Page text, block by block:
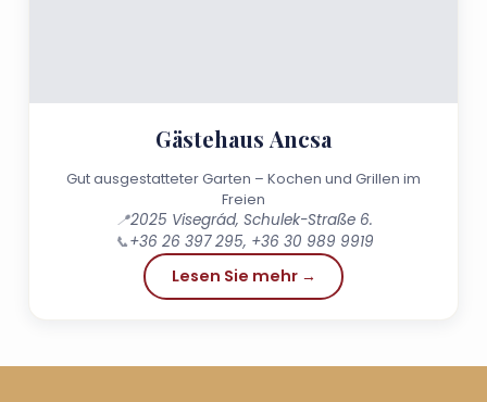
Gästehaus Ancsa
Gut ausgestatteter Garten – Kochen und Grillen im
Freien
📍2025 Visegrád, Schulek-Straße 6.
📞+36 26 397 295, +36 30 989 9919
Lesen Sie mehr →